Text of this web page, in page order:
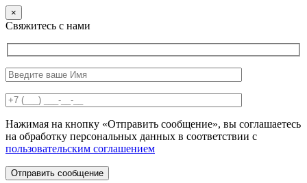
×
Свяжитесь с нами
Нажимая на кнопку «Отправить сообщение», вы соглашаетесь
на обработку персональных данных в соответствии с
пользовательским соглашением
Отправить сообщение